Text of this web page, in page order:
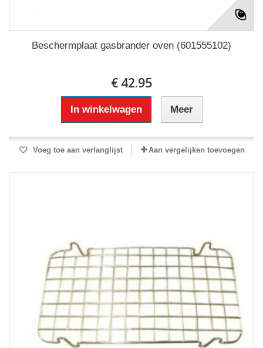
Beschermplaat gasbrander oven (601555102)
€ 42.95
In winkelwagen Meer
Voeg toe aan verlanglijst Aan vergelijken toevoegen